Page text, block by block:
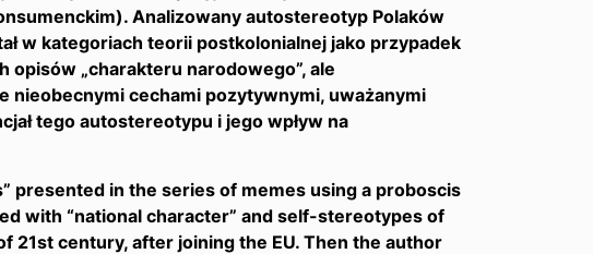
Analizowany autostereotyp Polaków
w kategoriach teorii postkolonialnej jako przypadek
„charakteru narodowego”, ale
nieobecnymi cechami pozytywnymi, uważanymi
tego autostereotypu i jego wpływ na
presented in the series of memes using a proboscis
with “national character” and self-stereotypes of
21st century, after joining the EU. Then the author